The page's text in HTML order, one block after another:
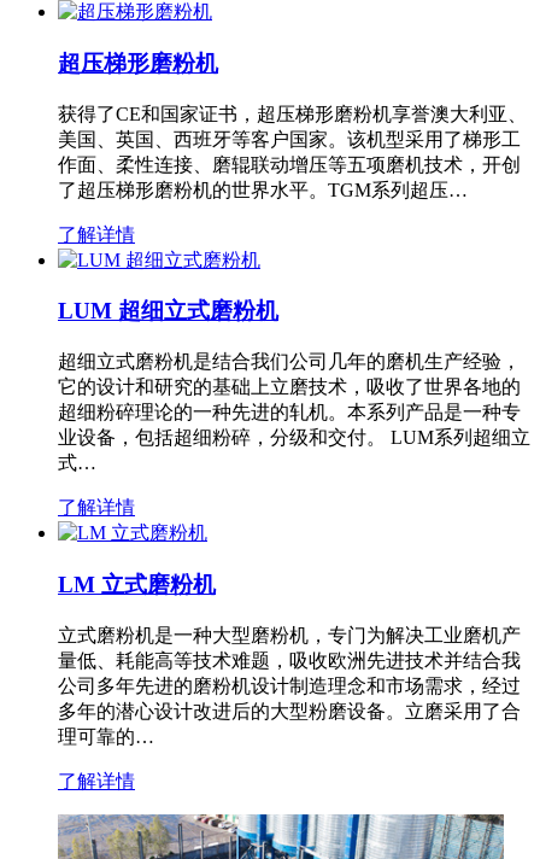
超压梯形磨粉机
获得了CE和国家证书，超压梯形磨粉机享誉澳大利亚、
美国、英国、西班牙等客户国家。该机型采用了梯形工
作面、柔性连接、磨辊联动增压等五项磨机技术，开创
了超压梯形磨粉机的世界水平。TGM系列超压…
了解详情
LUM 超细立式磨粉机
超细立式磨粉机是结合我们公司几年的磨机生产经验，
它的设计和研究的基础上立磨技术，吸收了世界各地的
超细粉碎理论的一种先进的轧机。本系列产品是一种专
业设备，包括超细粉碎，分级和交付。 LUM系列超细立
式…
了解详情
LM 立式磨粉机
立式磨粉机是一种大型磨粉机，专门为解决工业磨机产
量低、耗能高等技术难题，吸收欧洲先进技术并结合我
公司多年先进的磨粉机设计制造理念和市场需求，经过
多年的潜心设计改进后的大型粉磨设备。立磨采用了合
理可靠的…
了解详情